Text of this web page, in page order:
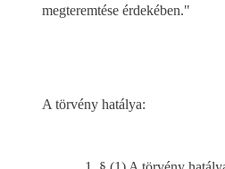
megteremtése érdekében."
A törvény hatálya: